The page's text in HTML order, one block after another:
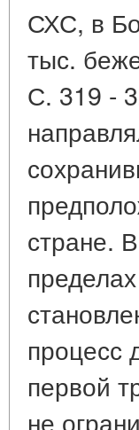
СХС, в
тыс.
С. 319 -
стране.
процесс
первой
не